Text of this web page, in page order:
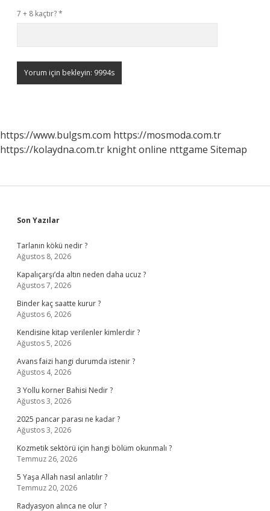
7 + 8 kaçtır?*
https://www.bulgsm.com https://mosmoda.com.tr
https://kolaydna.com.tr knight online nttgame Sitemap
Sidebar
Son Yazılar
Tarlanın kökü nedir ?
Ağustos 8, 2026
Kapalıçarşı’da altın neden daha ucuz ?
Ağustos 7, 2026
Binder kaç saatte kurur ?
Ağustos 6, 2026
Kendisine kitap verilenler kimlerdir ?
Ağustos 5, 2026
Avans faizi hangi durumda istenir ?
Ağustos 4, 2026
3 Yollu korner Bahisi Nedir ?
Ağustos 3, 2026
2025 pancar parası ne kadar ?
Ağustos 3, 2026
Kozmetik sektörü için hangi bölüm okunmalı ?
Temmuz 26, 2026
5 Yaşa Allah nasıl anlatılır ?
Temmuz 20, 2026
Radyasyon alınca ne olur ?